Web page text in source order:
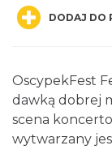
9.07 km
DODAJ DO
OscypekFest
dawką dobrej
scena
wytwarzany